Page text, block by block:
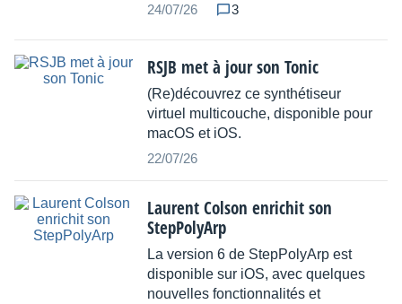
24/07/26
3
RSJB met à jour son Tonic
(Re)découvrez ce synthétiseur
virtuel multicouche, disponible pour
macOS et iOS.
22/07/26
Laurent Colson enrichit son
StepPolyArp
La version 6 de StepPolyArp est
disponible sur iOS, avec quelques
nouvelles fonctionnalités et